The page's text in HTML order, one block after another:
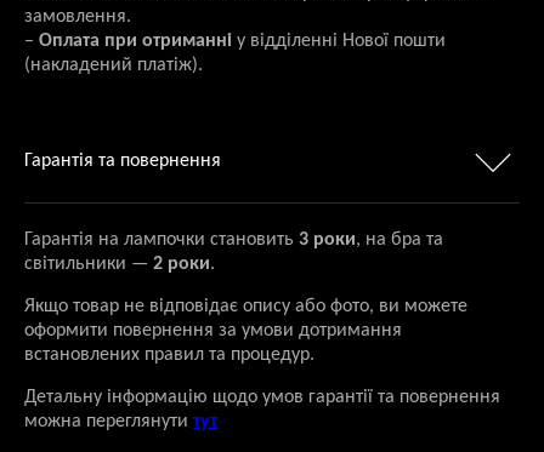
замовлення.
– Оплата при отриманні у відділенні Нової пошти
(накладений платіж).
Гарантія та повернення
Гарантія на лампочки становить 3 роки, на бра та
світильники — 2 роки.
Якщо товар не відповідає опису або фото, ви можете
оформити повернення за умови дотримання
встановлених правил та процедур.
Детальну інформацію щодо умов гарантії та повернення
можна переглянути тут